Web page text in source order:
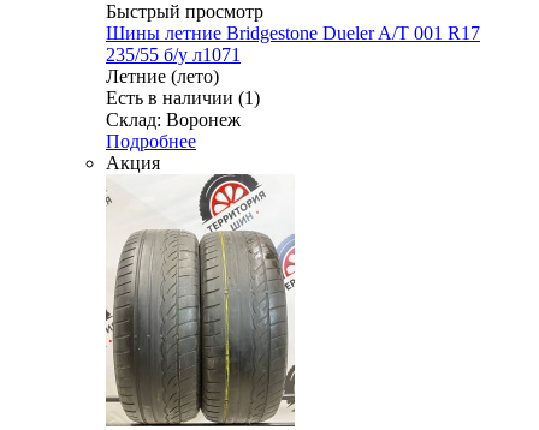
Быстрый просмотр
Шины летние Bridgestone Dueler A/T 001 R17
235/55 б/у л1071
Летние (лето)
Есть в наличии (1)
Склад: Воронеж
Подробнее
Акция